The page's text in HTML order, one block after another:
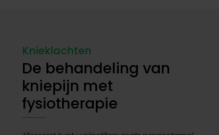
Knieklachten
De behandeling van
kniepijn met
fysiotherapie